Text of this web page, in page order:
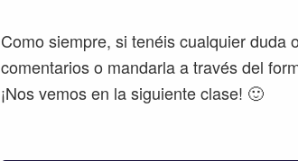
Como siempre, si tenéis cualquier duda
comentarios o mandarla a través del
¡Nos vemos en la siguiente clase! 🙂